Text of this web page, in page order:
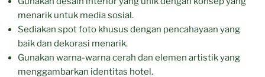
menarik untuk media sosial.
Sediakan spot foto khusus dengan pencahayaan yang
baik dan dekorasi menarik.
Gunakan warna-warna cerah dan elemen artistik yang
menggambarkan identitas hotel.